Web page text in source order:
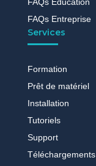
FAQs Entreprise
Services
Formation
Prêt de matériel
Installation
Tutoriels
Support
Téléchargements